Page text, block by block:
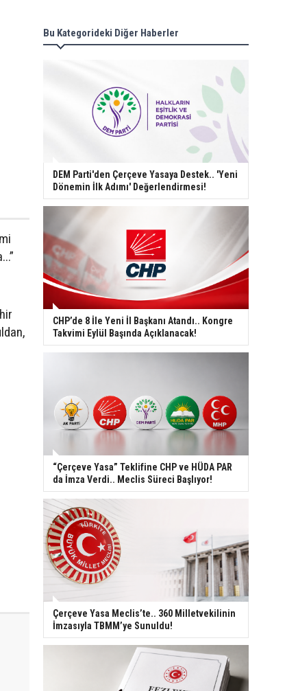
Bu Kategorideki Diğer Haberler
DEM Parti'den Çerçeve Yasaya Destek.. 'Yeni
Dönemin İlk Adımı' Değerlendirmesi!
CHP’de 8 İle Yeni İl Başkanı Atandı.. Kongre
Takvimi Eylül Başında Açıklanacak!
“Çerçeve Yasa” Teklifine CHP ve HÜDA PAR
da İmza Verdi.. Meclis Süreci Başlıyor!
Çerçeve Yasa Meclis’te.. 360 Milletvekilinin
İmzasıyla TBMM’ye Sunuldu!